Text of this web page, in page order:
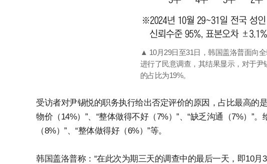
▲ 10月29日至31日，韩国盖洛普面向
进行了民意调查，其结果显示，对于
的占比为19%。
受访者对尹锡悦的职务执行给出否定评价的原因，占比最高的
物价（14%）”、“整体做得不好（7%）”、“缺乏沟通（7%）”
（8%）”、“整体做得好（6%）”等。
韩国盖洛普称：“在此次为期三天的调查中的最后一天，即10